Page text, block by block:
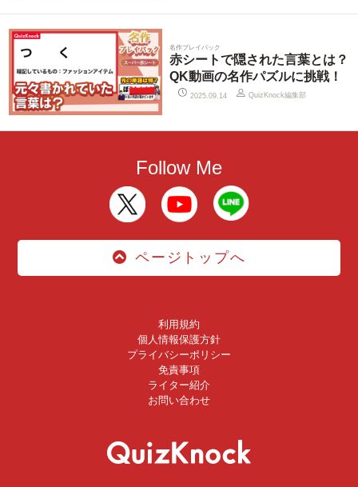
名作プレイバック
赤シートで隠された言葉とは？
QK動画の名作パズルに挑戦！
2025.09.14 QuizKnock編集部
Follow Me
ページトップへ
利用規約
個人情報保護方針
プライバシーポリシー
免責事項
ライター紹介
お問い合わせ